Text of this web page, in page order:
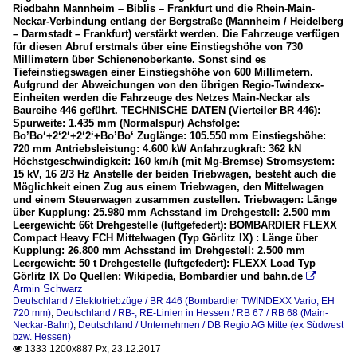
Riedbahn Mannheim – Biblis – Frankfurt und die Rhein-Main-
Neckar-Verbindung entlang der Bergstraße (Mannheim / Heidelberg
– Darmstadt – Frankfurt) verstärkt werden. Die Fahrzeuge verfügen
für diesen Abruf erstmals über eine Einstiegshöhe von 730
Millimetern über Schienenoberkante. Sonst sind es
Tiefeinstiegswagen einer Einstiegshöhe von 600 Millimetern.
Aufgrund der Abweichungen von den übrigen Regio-Twindexx-
Einheiten werden die Fahrzeuge des Netzes Main-Neckar als
Baureihe 446 geführt. TECHNISCHE DATEN (Vierteiler BR 446):
Spurweite: 1.435 mm (Normalspur) Achsfolge:
Bo’Bo‘+2‘2‘+2‘2‘+Bo’Bo‘ Zuglänge: 105.550 mm Einstiegshöhe:
720 mm Antriebsleistung: 4.600 kW Anfahrzugkraft: 362 kN
Höchstgeschwindigkeit: 160 km/h (mit Mg-Bremse) Stromsystem:
15 kV, 16 2/3 Hz Anstelle der beiden Triebwagen, besteht auch die
Möglichkeit einen Zug aus einem Triebwagen, den Mittelwagen
und einem Steuerwagen zusammen zustellen. Triebwagen: Länge
über Kupplung: 25.980 mm Achsstand im Drehgestell: 2.500 mm
Leergewicht: 66t Drehgestelle (luftgefedert): BOMBARDIER FLEXX
Compact Heavy FCH Mittelwagen (Typ Görlitz IX) : Länge über
Kupplung: 26.800 mm Achsstand im Drehgestell: 2.500 mm
Leergewicht: 50 t Drehgestelle (luftgefedert): FLEXX Load Typ
Görlitz IX Do Quellen: Wikipedia, Bombardier und bahn.de 
Armin Schwarz
Deutschland / Elektotriebzüge / BR 446 (Bombardier TWINDEXX Vario, EH
720 mm), Deutschland / RB-, RE-Linien in Hessen / RB 67 / RB 68 (Main-
Neckar-Bahn), Deutschland / Unternehmen / DB Regio AG Mitte (ex Südwest
bzw. Hessen)
 1333 1200x887 Px, 23.12.2017